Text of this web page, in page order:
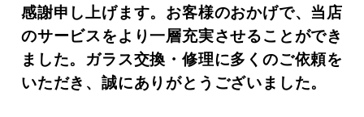
感謝申し上げます。お客様のおかげで、当店
のサービスをより一層充実させることができ
ました。ガラス交換・修理に多くのご依頼を
いただき、誠にありがとうございました。